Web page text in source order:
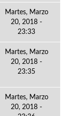
Martes, Marzo
20, 2018 -
23:33
Martes, Marzo
20, 2018 -
23:35
Martes, Marzo
20, 2018 -